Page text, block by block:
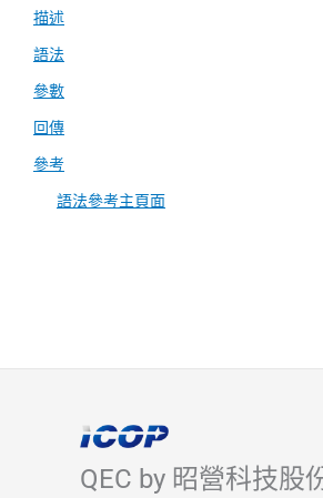
描述
語法
參數
回傳
參考
語法參考主頁面
QEC by 昭營科技股